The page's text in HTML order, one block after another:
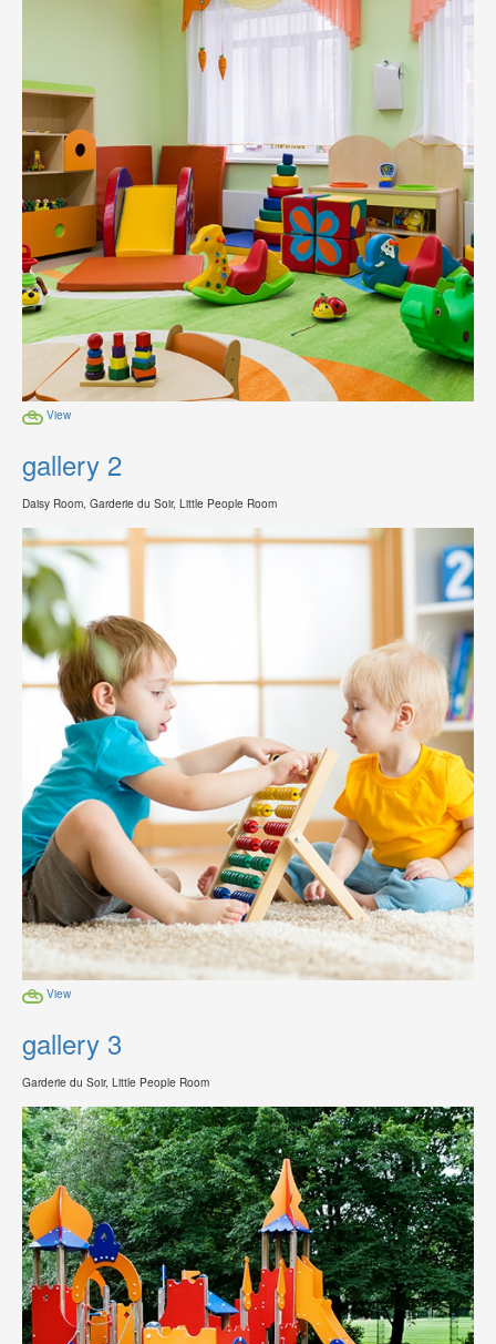
View
gallery 2
Daisy Room, Garderie du Soir, Little People Room
View
gallery 3
Garderie du Soir, Little People Room